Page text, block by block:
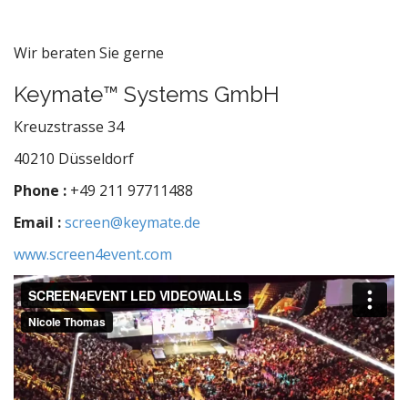
Wir beraten Sie gerne
Keymate™ Systems GmbH
Kreuzstrasse 34
40210 Düsseldorf
Phone : +49 211 97711488
Email :screen@keymate.de
www.screen4event.com